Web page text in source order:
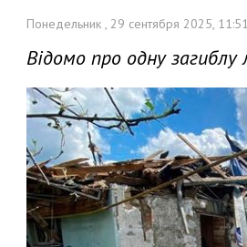
Понедельник , 29 сентября 2025, 11:51
Відомо про одну